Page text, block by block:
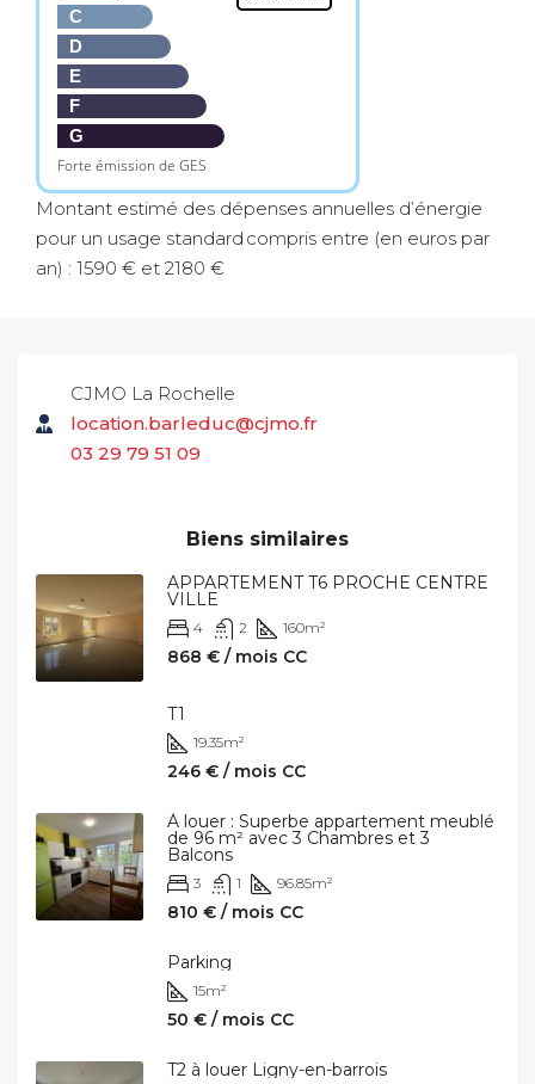
C
D
E
F
G
Forte émission de GES
Montant estimé des dépenses annuelles d’énergie
pour un usage standard compris entre (en euros par
an) : 1590 € et 2180 €
CJMO La Rochelle
location.barleduc@cjmo.fr
03 29 79 51 09
Biens similaires
APPARTEMENT T6 PROCHE CENTRE
VILLE
4 2 160m²
868 € / mois CC
T1
19.35m²
246 € / mois CC
À louer : Superbe appartement meublé
de 96 m² avec 3 Chambres et 3
Balcons
3 1 96.85m²
810 € / mois CC
Parking
15m²
50 € / mois CC
T2 à louer Ligny-en-barrois